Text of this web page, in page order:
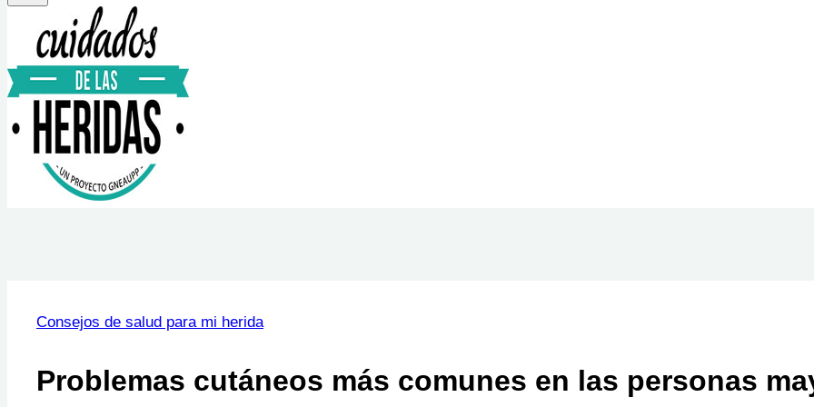
Consejos de salud para mi herida
Problemas cutáneos más comunes en las personas